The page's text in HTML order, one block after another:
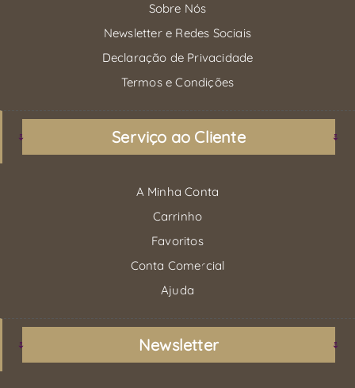
Sobre Nós
Newsletter e Redes Sociais
Declaração de Privacidade
Termos e Condições
Serviço ao Cliente
A Minha Conta
Carrinho
Favoritos
Conta Comercial
Ajuda
Newsletter